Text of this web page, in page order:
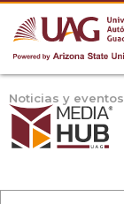
Noticias y eventos